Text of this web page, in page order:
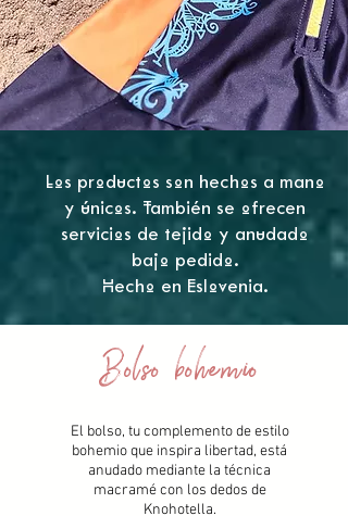
Los productos son hechos a mano
y únicos. También se ofrecen
servicios de tejido y anudado
bajo pedido.
Hecho en Eslovenia.
Bolso bohemio
El bolso, tu complemento de estilo
bohemio que inspira libertad, está
anudado mediante la técnica
macramé con los dedos de
Knohotella.